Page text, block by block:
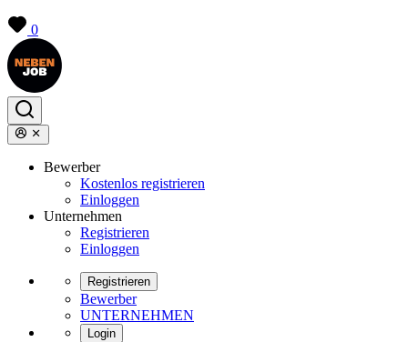
0
Bewerber
Kostenlos registrieren
Einloggen
Unternehmen
Registrieren
Einloggen
Registrieren
Bewerber
UNTERNEHMEN
Login